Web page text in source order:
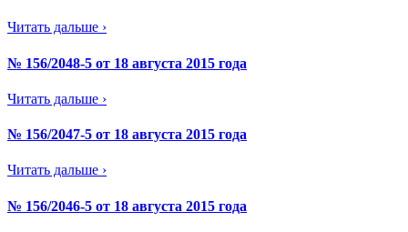
Читать дальше ›
№ 156/2048-5 от 18 августа 2015 года
Читать дальше ›
№ 156/2047-5 от 18 августа 2015 года
Читать дальше ›
№ 156/2046-5 от 18 августа 2015 года